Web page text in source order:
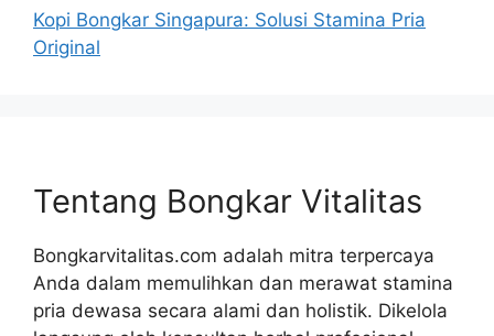
Kopi Bongkar Singapura: Solusi Stamina Pria
Original
Tentang Bongkar Vitalitas
Bongkarvitalitas.com adalah mitra terpercaya
Anda dalam memulihkan dan merawat stamina
pria dewasa secara alami dan holistik. Dikelola